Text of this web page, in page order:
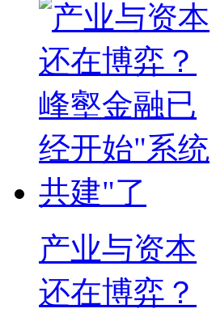
产业与资本
还在博弈？